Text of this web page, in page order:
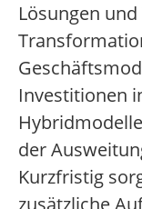
Lösungen
Investitionen
der
Kurzfristig